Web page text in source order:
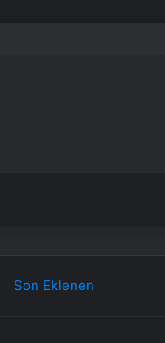
Son Eklenen